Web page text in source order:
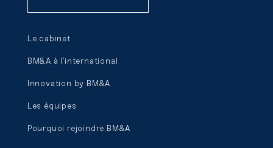
Le cabinet
BM&A à l’international
Innovation by BM&A
Les équipes
Pourquoi rejoindre BM&A